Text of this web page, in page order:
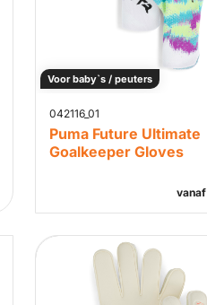
Voor baby`s / peuters
042116_01
Puma Future Ultimate
Goalkeeper Gloves
vanaf